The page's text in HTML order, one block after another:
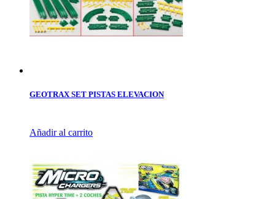
GEOTRAX SET PISTAS ELEVACION
Añadir al carrito